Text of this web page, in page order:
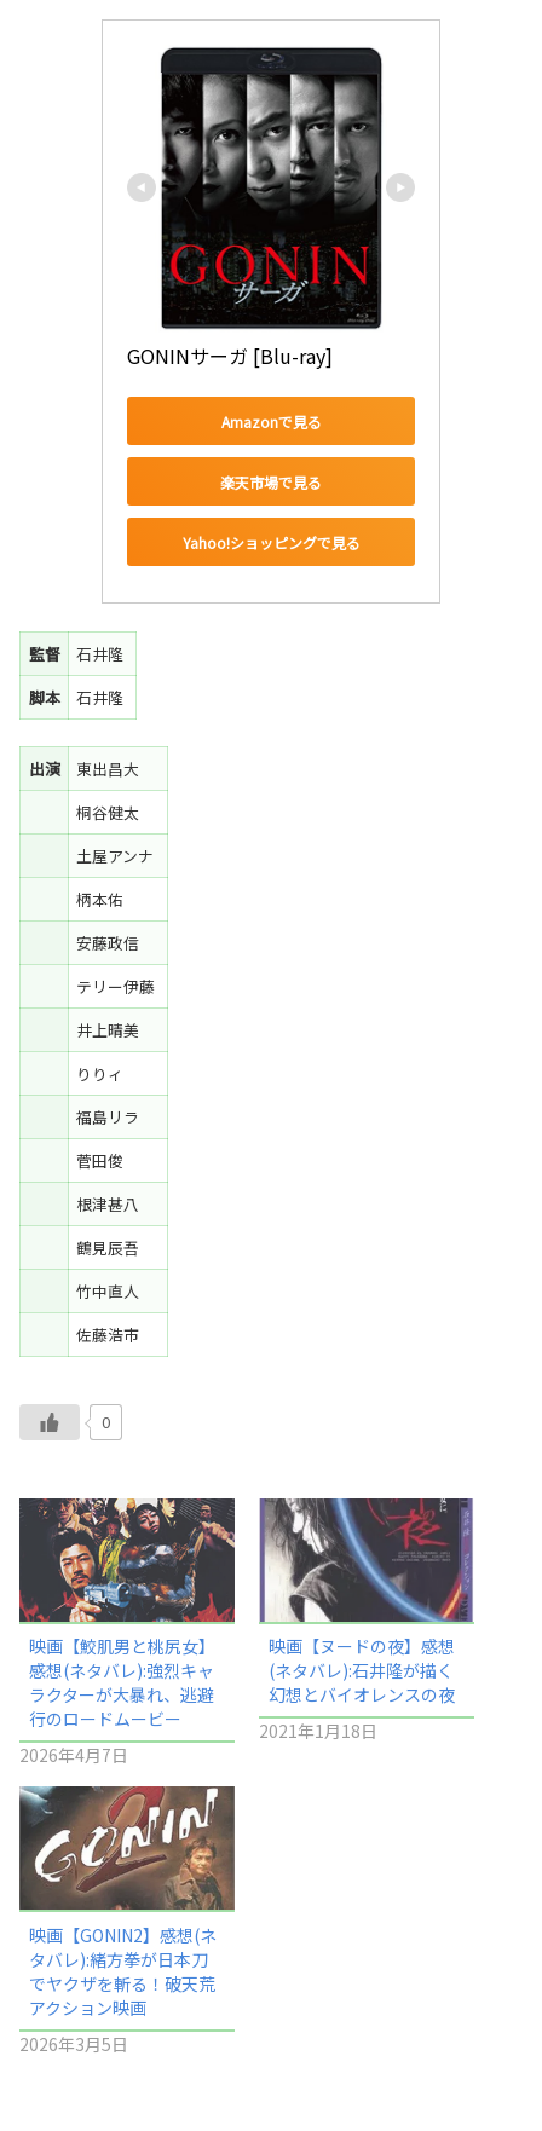
GONINサーガ [Blu-ray]
Amazonで見る
楽天市場で見る
Yahoo!ショッピングで見る
監督
石井隆
脚本
石井隆
出演
東出昌大
桐谷健太
土屋アンナ
柄本佑
安藤政信
テリー伊藤
井上晴美
りりィ
福島リラ
菅田俊
根津甚八
鶴見辰吾
竹中直人
佐藤浩市
0
映画【鮫肌男と桃尻女】
感想(ネタバレ):強烈キャ
ラクターが大暴れ、逃避
行のロードムービー
2026年4月7日
映画【ヌードの夜】感想
(ネタバレ):石井隆が描く
幻想とバイオレンスの夜
2021年1月18日
映画【GONIN2】感想(ネ
タバレ):緒方拳が日本刀
でヤクザを斬る！破天荒
アクション映画
2026年3月5日